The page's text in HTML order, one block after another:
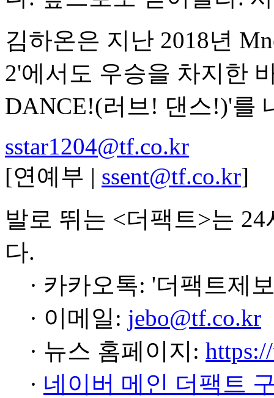
김하온은 지난 2018년
2'에서도 우승을 차지한
DANCE!(러브! 댄스!)'를
sstar1204@tf.co.kr
[연예부 | ssent@tf.co.kr]
발로 뛰는 <더팩트>는
다.
· 카카오톡: '더팩트제
· 이메일: jebo@tf.co.kr
· 뉴스 홈페이지:
· 네이버 메인 더팩트